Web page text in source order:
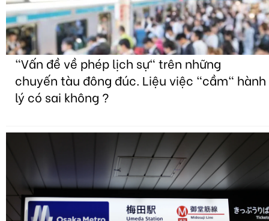
"Vấn đề về phép lịch sự" trên những
chuyến tàu đông đúc. Liệu việc "cầm" hành
lý có sai không ?